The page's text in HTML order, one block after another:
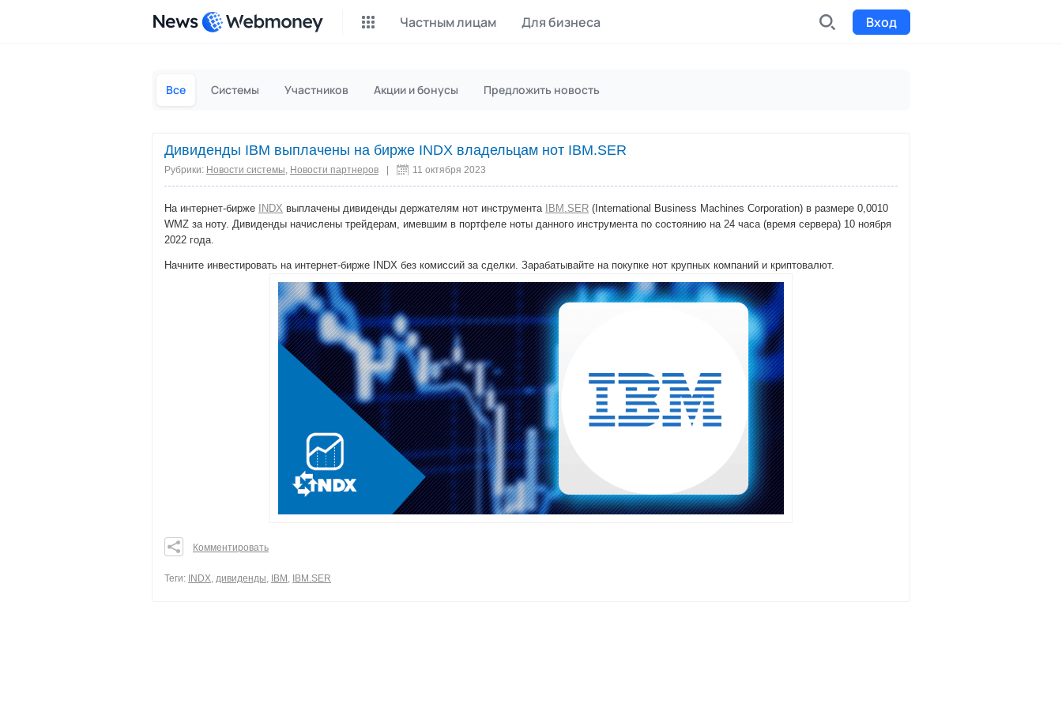
News Частным лицам Для бизнеса Вход
P2P обмен
Инструмент для добычи
CashBox
Оплата за действие
Files
Донаты
Вознаграждения от зрителей
Коллективные покупки
Сервис совместных закупок
Билеты на мероприятия
Выпуск и продажа билетов
InstaDo.com
Фриланс-биржа
Все Системы Участников Акции и бонусы Предложить новость
Дивиденды IBM выплачены на бирже INDX владельцам нот IBM.SER
Рубрики: Новости системы, Новости партнеров 11 октября 2023
На интернет-бирже INDX выплачены дивиденды держателям нот инструмента IBM.SER (International Business Machines Corporation) в размере 0,0010
WMZ за ноту. Дивиденды начислены трейдерам, имевшим в портфеле ноты данного инструмента по состоянию на 24 часа (время сервера) 10 ноября
2022 года.
Начните инвестировать на интернет-бирже INDX без комиссий за сделки. Зарабатывайте на покупке нот крупных компаний и криптовалют.
0
Комментировать
Теги: INDX, дивиденды, IBM , IBM.SER